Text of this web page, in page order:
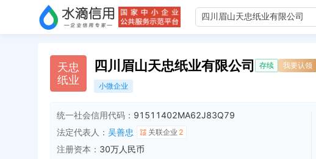
天忠
纸业
四川眉山天忠纸业有限公司 存续 我要认领
小微企业
统一社会信用代码： 91511402MA62J83Q79
法定代表人： 吴善忠 关联企业 2
注册资本： 30万人民币